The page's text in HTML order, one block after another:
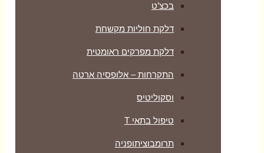
בכצ’ט
דלקת חוליות מקשחת
דלקת מפרקים ראומטית
התקרחות – אלופסיה ארטה
וסקוליטיס
טיפול בתאי T
תרומבוציתופניה